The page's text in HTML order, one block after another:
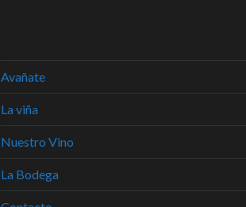
Avañate
La viña
Nuestro Vino
La Bodega